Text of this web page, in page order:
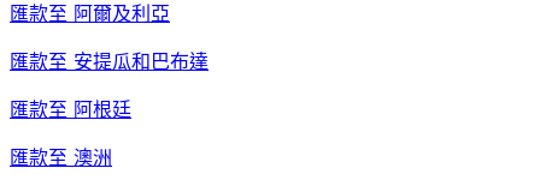
匯款至 阿爾及利亞
匯款至 安提瓜和巴布達
匯款至 阿根廷
匯款至 澳洲